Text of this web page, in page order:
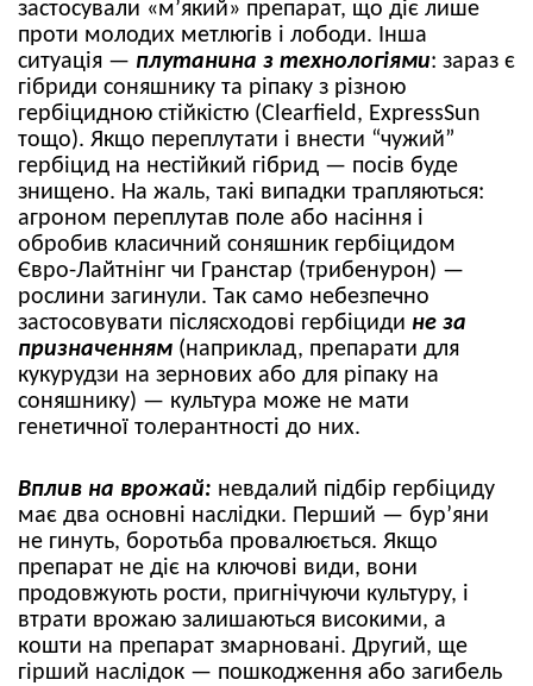
застосували «м’який» препарат, що діє лише
проти молодих метлюгів і лободи. Інша
ситуація — плутанина з технологіями: зараз є
гібриди соняшнику та ріпаку з різною
гербіцидною стійкістю (Clearfield, ExpressSun
тощо). Якщо переплутати і внести “чужий”
гербіцид на нестійкий гібрид — посів буде
знищено. На жаль, такі випадки трапляються:
агроном переплутав поле або насіння і
обробив класичний соняшник гербіцидом
Євро-Лайтнінг чи Гранстар (трибенурон) —
рослини загинули. Так само небезпечно
застосовувати післясходові гербіциди не за
призначенням (наприклад, препарати для
кукурудзи на зернових або для ріпаку на
соняшнику) — культура може не мати
генетичної толерантності до них.
Вплив на врожай: невдалий підбір гербіциду
має два основні наслідки. Перший — бур’яни
не гинуть, боротьба провалюється. Якщо
препарат не діє на ключові види, вони
продовжують рости, пригнічуючи культуру, і
втрати врожаю залишаються високими, а
кошти на препарат змарновані. Другий, ще
гірший наслідок — пошкодження або загибель